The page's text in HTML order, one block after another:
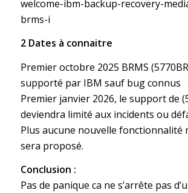
welcome-ibm-backup-recovery-
brms-i
2 Dates à connaitre
Premier octobre 2025 BRMS
supporté par IBM sauf bug connus
Premier janvier 2026, le support de
deviendra limité aux incidents ou
Plus aucune nouvelle fonctionnalité
sera proposé.
Conclusion :
Pas de panique ca ne s’arrête pas